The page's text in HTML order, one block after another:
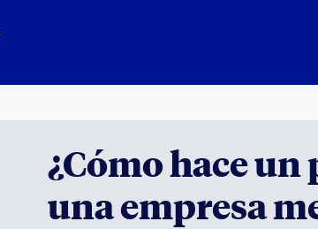
¿Cómo hace un
una empresa